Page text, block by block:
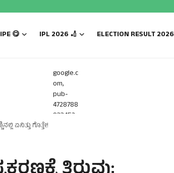
😋 IPL 2026 🏏 ELECTION RESULT 2026
google.c
om,
pub-
4728788
933452
ec0942f
a0
ಏನಿತ್ತು ಗೊತ್ತೇ!